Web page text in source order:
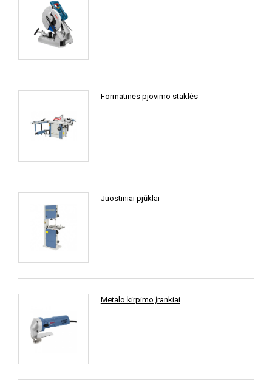
Formatinės pjovimo staklės
Juostiniai pjūklai
Metalo kirpimo įrankiai